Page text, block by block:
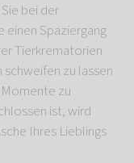
bei der
einen Spaziergang
Tierkrematorien
zu lassen
zu
ist, wird
Ihres Lieblings